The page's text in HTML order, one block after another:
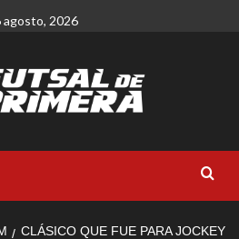
agosto, 2026
CLÁSICO QUE FUE PARA JOCKEY